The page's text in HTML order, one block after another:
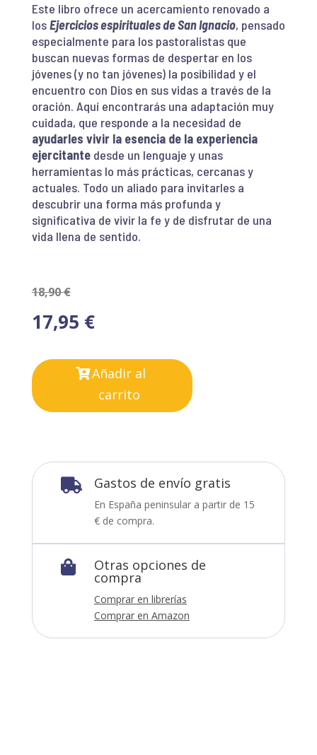
Este libro ofrece un acercamiento renovado a
losEjercicios espirituales de San Ignacio, pensado
especialmente para los pastoralistas que
buscan nuevas formas de despertar en los
jóvenes (y no tan jóvenes) la posibilidad y el
encuentro con Dios en sus vidas a través de la
oración. Aquí encontrarás una adaptación muy
cuidada, que responde a la necesidad de
ayudarles vivir la esencia de la experiencia
ejercitantedesde un lenguaje y unas
herramientas lo más prácticas, cercanas y
actuales. Todo un aliado para invitarles a
descubrir una forma más profunda y
significativa de vivir la fe y de disfrutar de una
vida llena de sentido.
18,90€
17,95 €
Añadir al
carrito
 Gastos de envío gratis
En España peninsular a partir de 15
€ de compra.
 Otras opciones de
compra
Comprar en librerías
Comprar en Amazon